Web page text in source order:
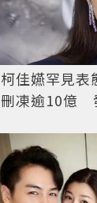
柯佳嬿罕見表
刪凍逾10億